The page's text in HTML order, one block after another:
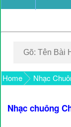
Home Nhạc
Nhạc chuông